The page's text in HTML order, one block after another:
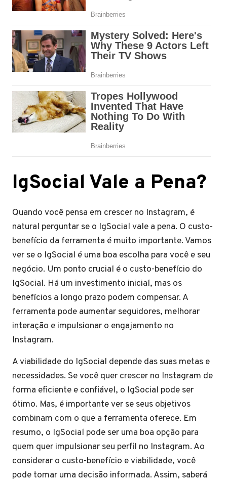
IgSocial Vale a Pena?
Quando você pensa em crescer no Instagram, é
natural perguntar se o IgSocial vale a pena. O custo-
benefício da ferramenta é muito importante. Vamos
ver se o IgSocial é uma boa escolha para você e seu
negócio. Um ponto crucial é o custo-benefício do
IgSocial. Há um investimento inicial, mas os
benefícios a longo prazo podem compensar. A
ferramenta pode aumentar seguidores, melhorar
interação e impulsionar o engajamento no
Instagram.
A viabilidade do IgSocial depende das suas metas e
necessidades. Se você quer crescer no Instagram de
forma eficiente e confiável, o IgSocial pode ser
ótimo. Mas, é importante ver se seus objetivos
combinam com o que a ferramenta oferece. Em
resumo, o IgSocial pode ser uma boa opção para
quem quer impulsionar seu perfil no Instagram. Ao
considerar o custo-benefício e viabilidade, você
pode tomar uma decisão informada. Assim, saberá